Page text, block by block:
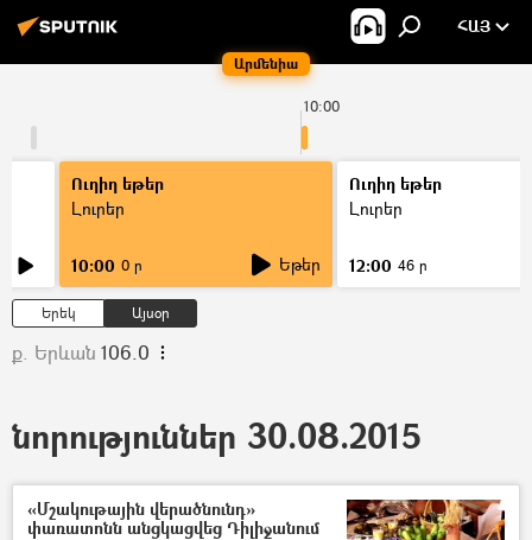
Արմենիա
ՀԱՅ
10:00
Ուղիղ եթեր
Լուրեր
10:00 0 ր Եթեր
Ուղիղ եթեր
Լուրեր
12:00 46 ր
Երեկ Այսօր
ք. Երևան 106.0
նորություններ 30.08.2015
«Մշակութային վերածնունդ»
փառատոնն անցկացվեց Դիլիջանում